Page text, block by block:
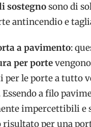
sostegnosono di
antincendio e
a pavimento:
per porte
per le porte a tutto
Essendo a filo
impercettibili e
risultato per una